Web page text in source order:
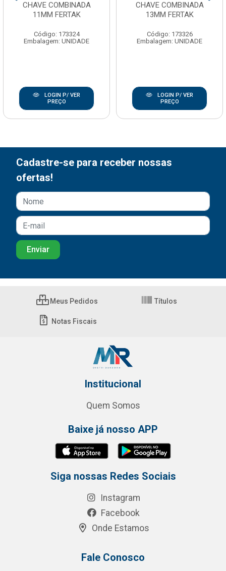
CHAVE COMBINADA
11MM FERTAK
Código: 173324
Embalagem: UNIDADE
LOGIN P/ VER
PREÇO
CHAVE COMBINADA
13MM FERTAK
Código: 173326
Embalagem: UNIDADE
LOGIN P/ VER
PREÇO
Cadastre-se para receber nossas
ofertas!
Meus Pedidos Títulos
Notas Fiscais
Institucional
Quem Somos
Baixe já nosso APP
Siga nossas Redes Sociais
Instagram
Facebook
Onde Estamos
Fale Conosco